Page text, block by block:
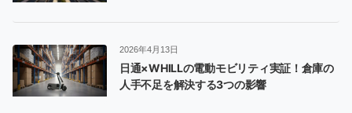
2026年4月13日
日通×WHILLの電動モビリティ実証！倉庫の
人手不足を解決する3つの影響